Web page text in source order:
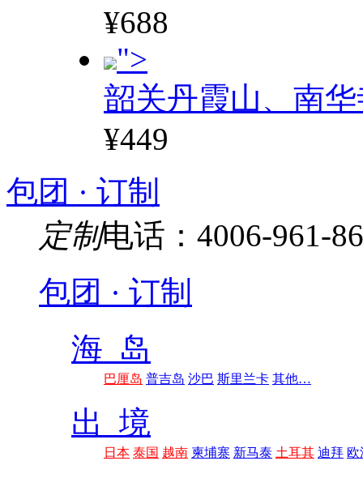
¥688
">
韶关丹霞山、南
¥449
包团 · 订制
定制电话：4006-961-
包团 · 订制
海 岛
巴厘岛 普吉岛 沙巴 斯里兰卡 其他…
出 境
日本 泰国 越南 柬埔寨 新马泰 土耳其 迪拜 欧